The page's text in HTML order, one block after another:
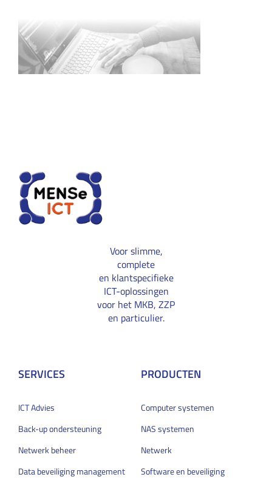
Voor slimme,
complete
en klantspecifieke
ICT-oplossingen
voor het MKB, ZZP
en particulier.
SERVICES
ICT Advies
Back-up ondersteuning
Netwerk beheer
Data beveiliging management
PRODUCTEN
Computer systemen
NAS systemen
Netwerk
Software en beveiliging